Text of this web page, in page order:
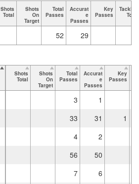
Shots
Total
Shots
On
Target
Total
Passes
Accurat
e
Passes
Key
Passes
Tackles
Total
52 29
Shots
Total
Shots
On
Target
Total
Passes
Accurat
e
Passes
Key
Passes
3
1
33 31
1
4
2
56
50
7
6